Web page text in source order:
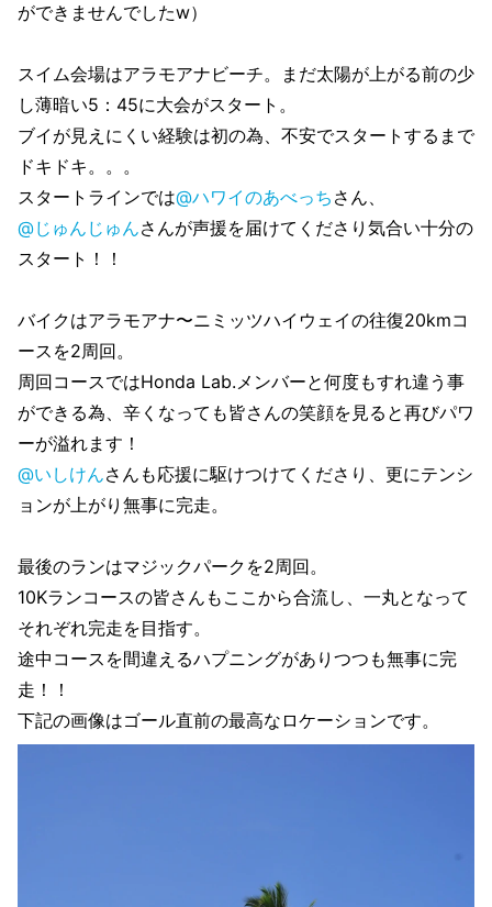
ができませんでしたw）
スイム会場はアラモアナビーチ。まだ太陽が上がる前の少
し薄暗い5：45に大会がスタート。
ブイが見えにくい経験は初の為、不安でスタートするまで
ドキドキ。。。
スタートラインでは@ハワイのあべっち さん、
@じゅんじゅんさんが声援を届けてくださり気合い十分の
スタート！！
バイクはアラモアナ〜ニミッツハイウェイの往復20kmコ
ースを2周回。
周回コースではHonda Lab.メンバーと何度もすれ違う事
ができる為、辛くなっても皆さんの笑顔を見ると再びパワ
ーが溢れます！
@いしけんさんも応援に駆けつけてくださり、更にテンシ
ョンが上がり無事に完走。
最後のランはマジックパークを2周回。
10Kランコースの皆さんもここから合流し、一丸となって
それぞれ完走を目指す。
途中コースを間違えるハプニングがありつつも無事に完
走！！
下記の画像はゴール直前の最高なロケーションです。